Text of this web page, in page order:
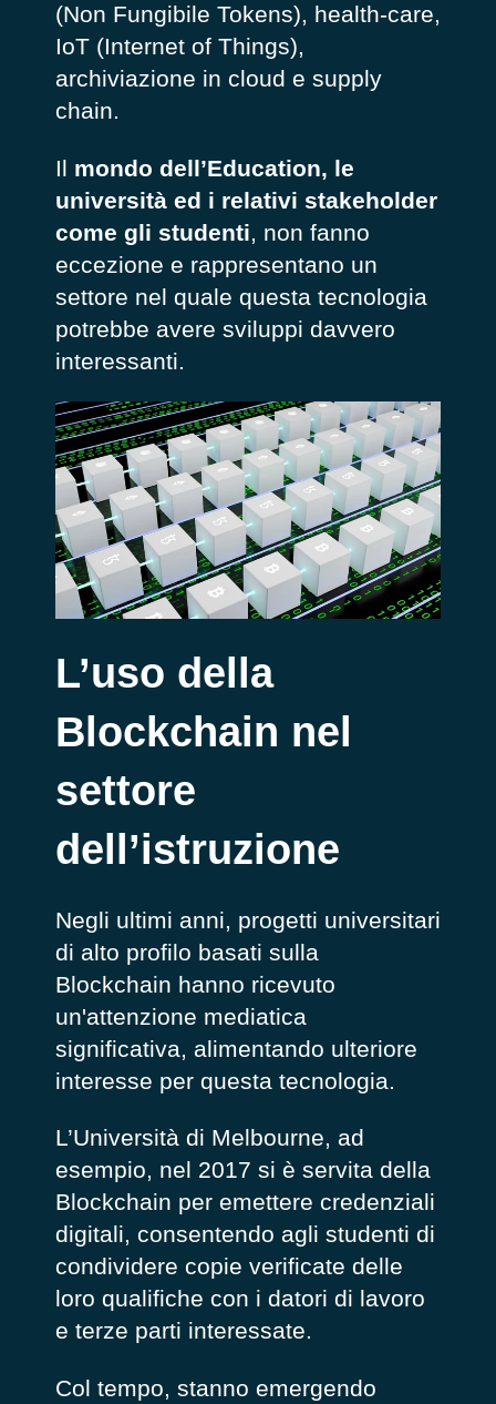
(Non Fungibile Tokens), health-care,
IoT (Internet of Things),
archiviazione in cloud e supply
chain.
Il mondo dell’Education, le
università ed i relativi stakeholder
come gli studenti, non fanno
eccezione e rappresentano un
settore nel quale questa tecnologia
potrebbe avere sviluppi davvero
interessanti.
L’uso della
Blockchain nel
settore
dell’istruzione
Negli ultimi anni, progetti universitari
di alto profilo basati sulla
Blockchain hanno ricevuto
un'attenzione mediatica
significativa, alimentando ulteriore
interesse per questa tecnologia.
L’Università di Melbourne, ad
esempio, nel 2017 si è servita della
Blockchain per emettere credenziali
digitali, consentendo agli studenti di
condividere copie verificate delle
loro qualifiche con i datori di lavoro
e terze parti interessate.
Col tempo, stanno emergendo